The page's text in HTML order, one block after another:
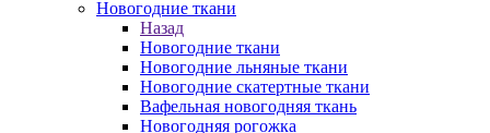
Новогодние ткани
Назад
Новогодние ткани
Новогодние льняные ткани
Новогодние скатертные ткани
Вафельная новогодняя ткань
Новогодняя рогожка